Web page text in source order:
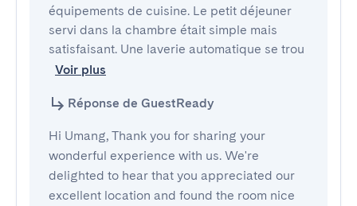
équipements de cuisine. Le petit déjeuner
servi dans la chambre était simple mais
satisfaisant. Une laverie automatique se trou
Voir plus
Réponse de GuestReady
Hi Umang, Thank you for sharing your
wonderful experience with us. We're
delighted to hear that you appreciated our
excellent location and found the room nice